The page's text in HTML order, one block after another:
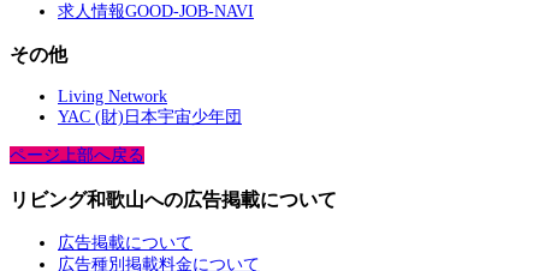
求人情報GOOD-JOB-NAVI
その他
Living Network
YAC (財)日本宇宙少年団
ページ上部へ戻る
リビング和歌山への広告掲載について
広告掲載について
広告種別掲載料金について